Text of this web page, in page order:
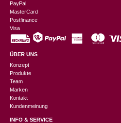
PayPal
MasterCard
Postfinance
Visa
ÜBER UNS
Konzept
Produkte
Team
Marken
Kontakt
Kundenmeinung
INFO & SERVICE